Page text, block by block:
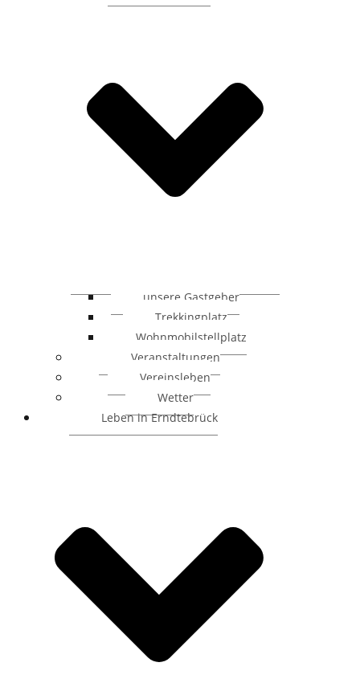
unsere Gastgeber
Trekkingplatz
Wohnmobilstellplatz
Veranstaltungen
Vereinsleben
Wetter
Leben in Erndtebrück